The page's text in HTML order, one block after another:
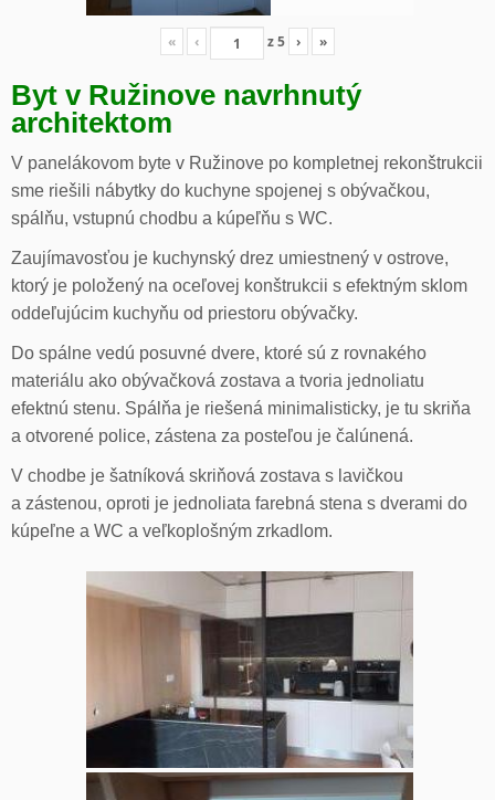
« ‹ z5 › »
Byt v Ružinove navrhnutý
architektom
V panelákovom byte v Ružinove po kompletnej rekonštrukcii
sme riešili nábytky do kuchyne spojenej s obývačkou,
spálňu, vstupnú chodbu a kúpeľňu s WC.
Zaujímavosťou je kuchynský drez umiestnený v ostrove,
ktorý je položený na oceľovej konštrukcii s efektným sklom
oddeľujúcim kuchyňu od priestoru obývačky.
Do spálne vedú posuvné dvere, ktoré sú z rovnakého
materiálu ako obývačková zostava a tvoria jednoliatu
efektnú stenu. Spálňa je riešená minimalisticky, je tu skriňa
a otvorené police, zástena za posteľou je čalúnená.
V chodbe je šatníková skriňová zostava s lavičkou
a zástenou, oproti je jednoliata farebná stena s dverami do
kúpeľne a WC a veľkoplošným zrkadlom.